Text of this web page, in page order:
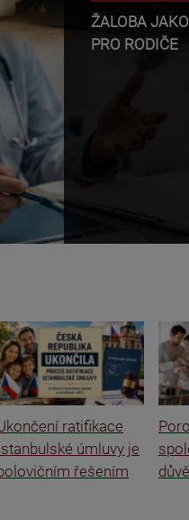
ŽALOBA
PRO RODIČE
transgender identitě,
otevřeném vztahu a
školních diskusí a
mezi dětmi
ratifikace
úmluvy je
řešením